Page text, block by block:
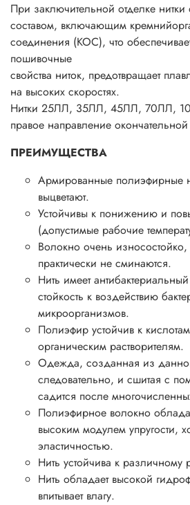
При заключительной отделке нитки
составом, включающим
соединения (КОС), что
пошивочные
свойства ниток, предотвращает
на высоких скоростях.
Нитки 25ЛЛ, 35ЛЛ, 45ЛЛ, 70ЛЛ,
правое направление окончательной
ПРЕИМУЩЕСТВА
Армированные полиэфирные
выцветают.
Устойчивы к понижению и
(допустимые рабочие
Волокно очень
практически не сминаются.
Нить имеет
стойкость к воздействию
микроорганизмов.
Полиэфир устойчив к
органическим растворителям.
Одежда, созданная из
следовательно, и сшитая с
садится после
Полиэфирное волокно
высоким модулем упругости,
эластичностью.
Нить устойчива к различному
Нить обладает высокой
впитывает влагу.